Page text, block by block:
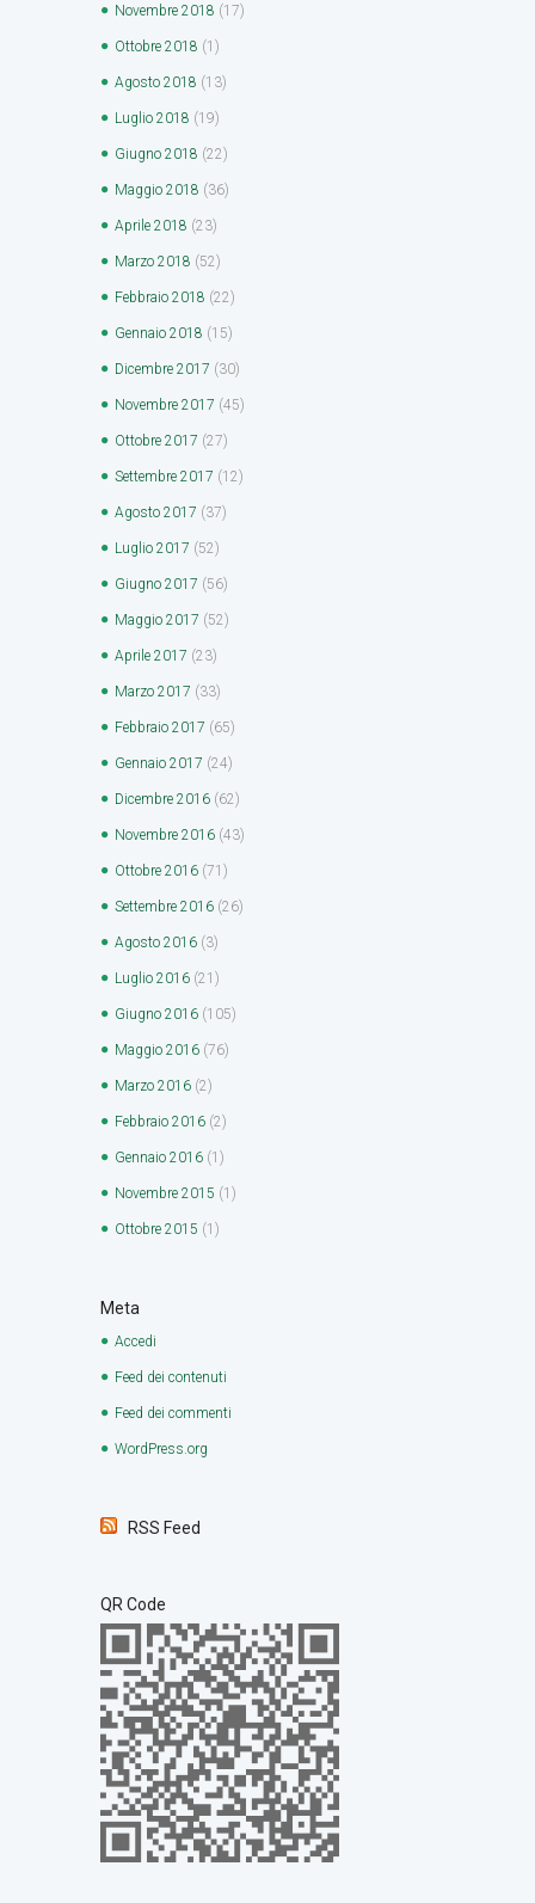
Novembre 2018 (17)
Ottobre 2018 (1)
Agosto 2018 (13)
Luglio 2018 (19)
Giugno 2018 (22)
Maggio 2018 (36)
Aprile 2018 (23)
Marzo 2018 (52)
Febbraio 2018 (22)
Gennaio 2018 (15)
Dicembre 2017 (30)
Novembre 2017 (45)
Ottobre 2017 (27)
Settembre 2017 (12)
Agosto 2017 (37)
Luglio 2017 (52)
Giugno 2017 (56)
Maggio 2017 (52)
Aprile 2017 (23)
Marzo 2017 (33)
Febbraio 2017 (65)
Gennaio 2017 (24)
Dicembre 2016 (62)
Novembre 2016 (43)
Ottobre 2016 (71)
Settembre 2016 (26)
Agosto 2016 (3)
Luglio 2016 (21)
Giugno 2016 (105)
Maggio 2016 (76)
Marzo 2016 (2)
Febbraio 2016 (2)
Gennaio 2016 (1)
Novembre 2015 (1)
Ottobre 2015 (1)
Meta
Accedi
Feed dei contenuti
Feed dei commenti
WordPress.org
RSS Feed
QR Code